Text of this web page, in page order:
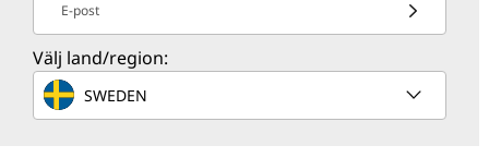
E-post
Välj land/region:
SWEDEN